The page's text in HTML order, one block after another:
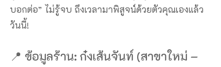
บอกต่อ” ไม่รู้จบ ถึงเวลามาพิสูจน์ด้วยตัวคุณเองแล้ว
วันนี้!
📍 ข้อมูลร้าน: ก๋งเส้นจันท์ (สาขาใหม่ –